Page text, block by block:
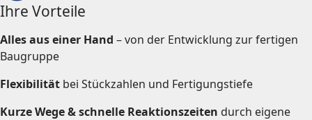
Ihre Vorteile
Alles aus einer Hand – von der Entwicklung zur fertigen
Baugruppe
Flexibilität bei Stückzahlen und Fertigungstiefe
Kurze Wege & schnelle Reaktionszeiten durch eigene